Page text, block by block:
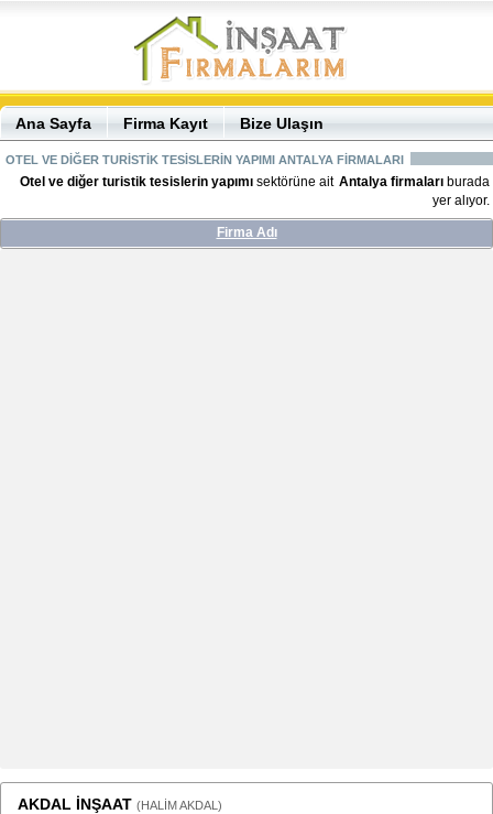
Ana Sayfa Firma Kayıt Bize Ulaşın
OTEL VE DİĞER TURİSTİK TESİSLERİN YAPIMI ANTALYA FİRMALARI
Otel ve diğer turistik tesislerin yapımı sektörüne ait Antalya firmaları burada
yer alıyor.
Firma Adı
AKDAL İNŞAAT (HALİM AKDAL)